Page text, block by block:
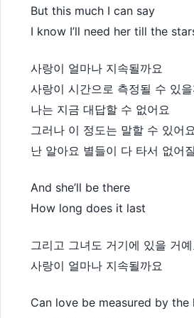
But this much I can say
I know I’ll need her till the
사랑이 얼마나 지속될까요
사랑이 시간으로 측정될 수 있
나는 지금 대답할 수 없어요
그러나 이 정도는 말할 수 있어
난 알아요 별들이 다 타서 없어
And she’ll be there
How long does it last
그리고 그녀도 거기에 있을 거
사랑이 얼마나 지속될까요
Can love be measured by the